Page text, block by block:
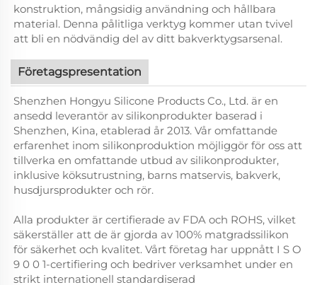
konstruktion, mångsidig användning och hållbara
material. Denna pålitliga verktyg kommer utan tvivel
att bli en nödvändig del av ditt bakverktygsarsenal.
Företagspresentation
Shenzhen Hongyu Silicone Products Co., Ltd. är en
ansedd leverantör av silikonprodukter baserad i
Shenzhen, Kina, etablerad år 2013. Vår omfattande
erfarenhet inom silikonproduktion möjliggör för oss att
tillverka en omfattande utbud av silikonprodukter,
inklusive köksutrustning, barns matservis, bakverk,
husdjursprodukter och rör.
Alla produkter är certifierade av FDA och ROHS, vilket
säkerställer att de är gjorda av 100% matgradssilikon
för säkerhet och kvalitet. Vårt företag har uppnått I S O
9 0 0 1-certifiering och bedriver verksamhet under en
strikt internationell standardiserad